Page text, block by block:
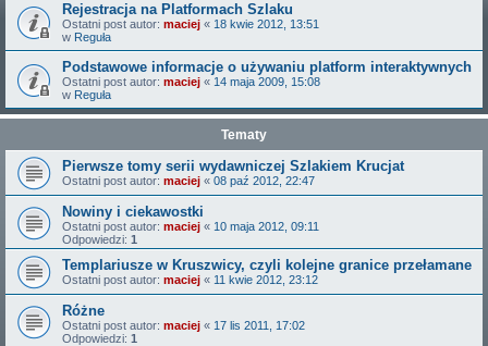
Rejestracja na Platformach Szlaku
Ostatni post autor: maciej « 18 kwie 2012, 13:51
w Reguła
Podstawowe informacje o używaniu platform interaktywnych
Ostatni post autor: maciej « 14 maja 2009, 15:08
w Reguła
Tematy
Pierwsze tomy serii wydawniczej Szlakiem Krucjat
Ostatni post autor: maciej « 08 paź 2012, 22:47
Nowiny i ciekawostki
Ostatni post autor: maciej « 10 maja 2012, 09:11
Odpowiedzi: 1
Templariusze w Kruszwicy, czyli kolejne granice przełamane
Ostatni post autor: maciej « 11 kwie 2012, 23:12
Różne
Ostatni post autor: maciej « 17 lis 2011, 17:02
Odpowiedzi: 1